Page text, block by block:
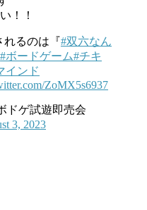
！！
れるのは『#双六なん
#ボードゲーム#チキ
インド
ZoMX5s6937
ドゲ試遊即売会
3, 2023